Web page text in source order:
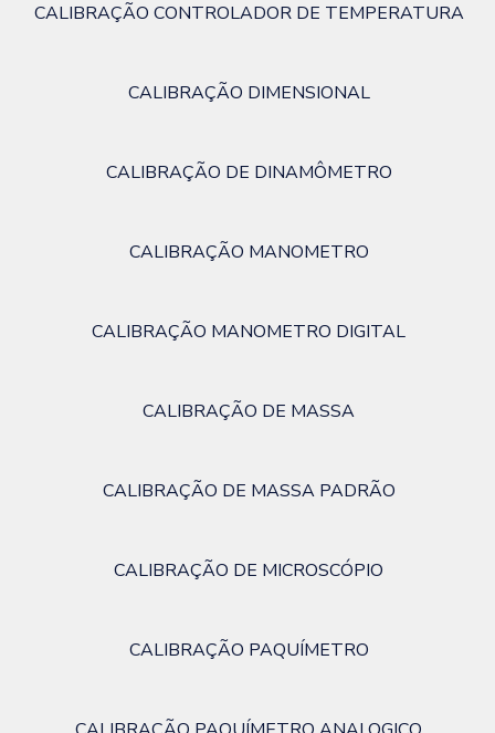
CALIBRAÇÃO CONTROLADOR DE TEMPERATURA
CALIBRAÇÃO DIMENSIONAL
CALIBRAÇÃO DE DINAMÔMETRO
CALIBRAÇÃO MANOMETRO
CALIBRAÇÃO MANOMETRO DIGITAL
CALIBRAÇÃO DE MASSA
CALIBRAÇÃO DE MASSA PADRÃO
CALIBRAÇÃO DE MICROSCÓPIO
CALIBRAÇÃO PAQUÍMETRO